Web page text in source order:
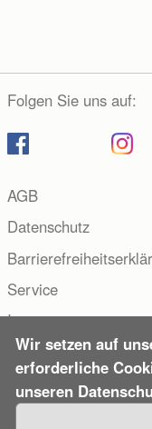
Wir setzen auf
erforderliche
unseren
AGB
Datenschutz
Service
Impressum
Copyright ©
Rechte vorbehalten.
Folgen Sie uns auf: